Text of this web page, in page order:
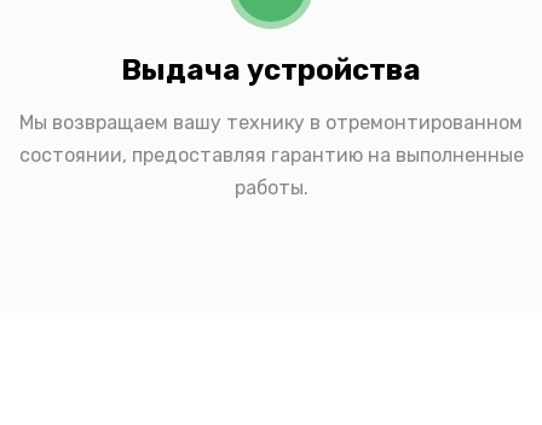
Выдача устройства
Мы возвращаем вашу технику в отремонтированном
состоянии, предоставляя гарантию на выполненные
работы.